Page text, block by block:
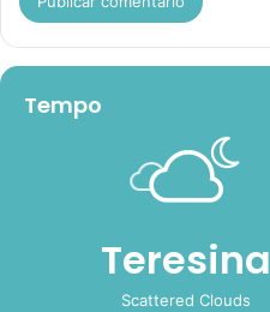
Tempo
Teresina
Scattered Clouds